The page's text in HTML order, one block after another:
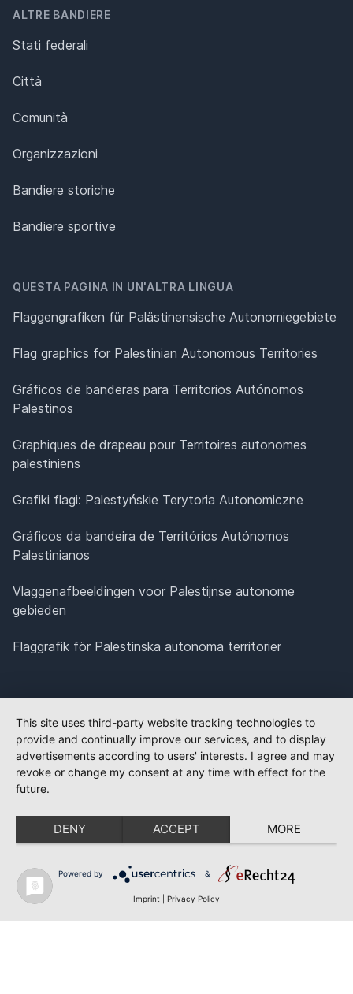
ALTRE BANDIERE
Stati federali
Città
Comunità
Organizzazioni
Bandiere storiche
Bandiere sportive
QUESTA PAGINA IN UN'ALTRA LINGUA
Flaggengrafiken für Palästinensische Autonomiegebiete
Flag graphics for Palestinian Autonomous Territories
Gráficos de banderas para Territorios Autónomos
Palestinos
Graphiques de drapeau pour Territoires autonomes
palestiniens
Grafiki flagi: Palestyńskie Terytoria Autonomiczne
Gráficos da bandeira de Territórios Autónomos
Palestinianos
Vlaggenafbeeldingen voor Palestijnse autonome
gebieden
Flaggrafik för Palestinska autonoma territorier
This site uses third-party website tracking technologies to
provide and continually improve our services, and to display
advertisements according to users' interests. I agree and may
revoke or change my consent at any time with effect for the
future.
DENY ACCEPT MORE
Powered by &
Imprint Privacy Policy